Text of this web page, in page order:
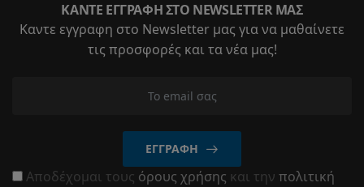
ΚΆΝΤΕ ΕΓΓΡΑΦΉ ΣΤΟ NEWSLETTER ΜΑΣ
Καντε εγγραφη στο Newsletter μας για να μαθαίνετε
τις προσφορές και τα νέα μας!
ΕΓΓΡΑΦΉ
Αποδέχομαι τους όρους χρήσης και την πολιτική